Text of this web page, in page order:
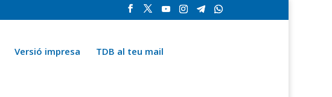
Versió impresa TDB al teu mail